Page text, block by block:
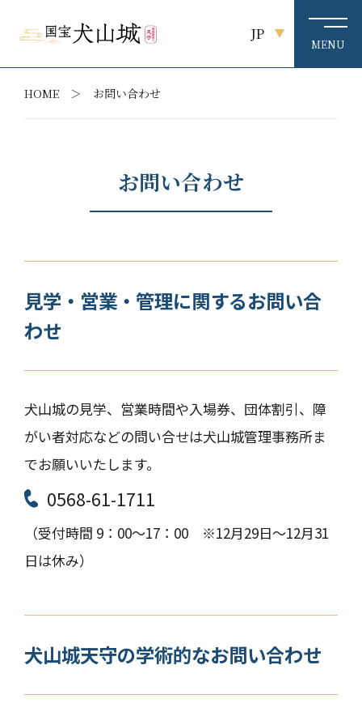
JP
HOME お問い合わせ
お問い合わせ
見学・営業・管理に関するお問い合
わせ
犬山城の見学、営業時間や入場券、団体割引、障
がい者対応などの問い合せは犬山城管理事務所ま
でお願いいたします。
0568-61-1711
（受付時間 9：00～17：00 ※12月29日～12月31
日は休み）
犬山城天守の学術的なお問い合わせ